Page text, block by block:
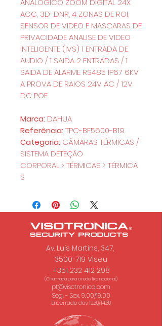
ANALOGICO ZOOM DIGITAL 24X
AGC, 3D-DNR, 4 ZONAS DE ROI,
SENSOR DE VIDEO E MASCARAS DE
PRIVACIDADE ANALISE DE VIDEO
INTELIGENTE (IVS) 1 ENTRADA DE
AUDIO / 1 SAIDA 2 ENTRADAS / 1
SAIDA DE ALARME RS485 IP67 6KV
A PROVA DE RAIOS 24V AC / 12V
DC POE
Marca: DAHUA
Referência: TPC-BF5600-B19
Categoria: CÂMARAS TÉRMICAS /
SISTEMA DETEÇÃO
CORPORAL > TÉRMICAS > TÉRMICA
S
Av. Luís Martins, 347,
3500-719 Viseu
+351 232 412 298
(Chamada para a rede fixa nacional.)
pt@visotronica.com
Seg. - Sex. 9.00/19.00
Encerrado das 12.30/14.30